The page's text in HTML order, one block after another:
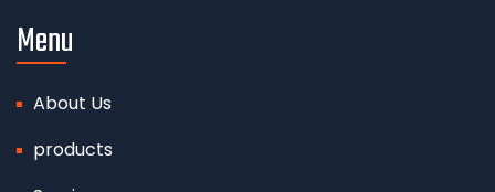
Menu
About Us
products